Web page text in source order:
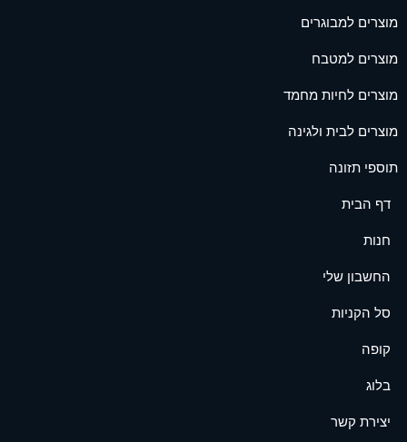
מוצרים למבוגרים
מוצרים למטבח
מוצרים לחיות מחמד
מוצרים לבית ולגינה
תוספי תזונה
דף הבית
חנות
החשבון שלי
סל הקניות
קופה
בלוג
יצירת קשר